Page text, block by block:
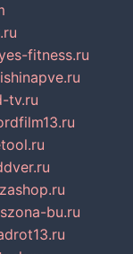
fitness.ru
tv.ru
bu.ru